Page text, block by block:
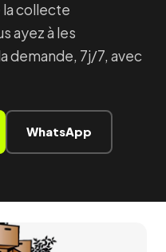
collecte
ayez à les
demande, 7j/7, avec
WhatsApp